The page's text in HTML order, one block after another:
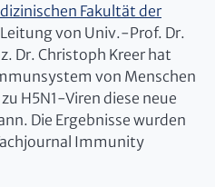
Fakultät der
von Univ.-Prof. Dr.
Dr. Christoph Kreer hat
von Menschen
H5N1-Viren diese neue
Die Ergebnisse wurden
Immunity